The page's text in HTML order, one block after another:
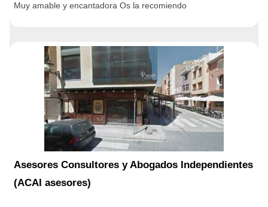
Muy amable y encantadora Os la recomiendo
Asesores Consultores y Abogados Independientes
(ACAI asesores)